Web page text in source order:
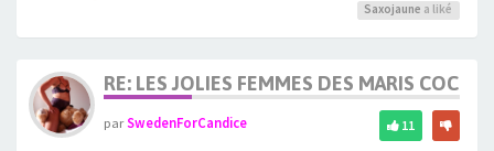
Saxojaune a liké
RE: LES JOLIES FEMMES DES MARIS COCUS
parSwedenForCandice 11